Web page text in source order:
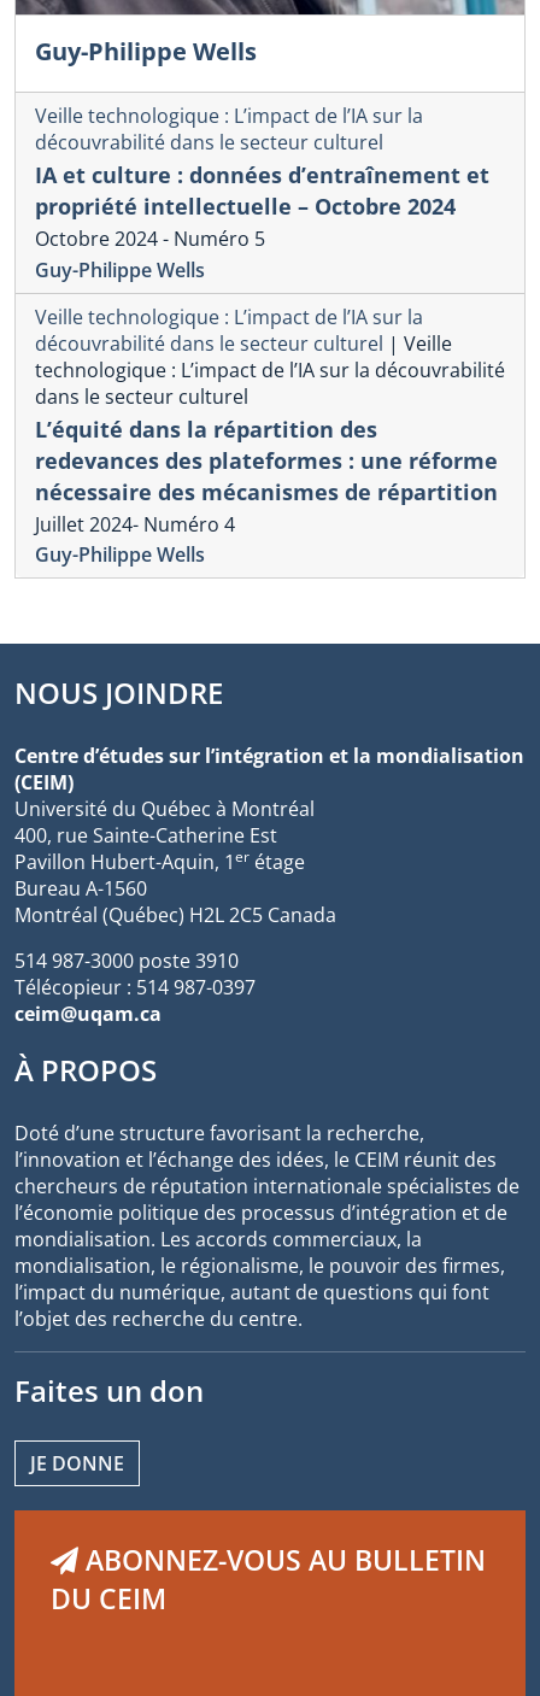
Guy-Philippe Wells
Veille technologique : L’impact de l’IA sur la
découvrabilité dans le secteur culturel
IA et culture : données d’entraînement et
propriété intellectuelle – Octobre 2024
Octobre 2024 - Numéro 5
Guy-Philippe Wells
Veille technologique : L’impact de l’IA sur la
découvrabilité dans le secteur culturel | Veille
technologique : L’impact de l’IA sur la découvrabilité
dans le secteur culturel
L’équité dans la répartition des
redevances des plateformes : une réforme
nécessaire des mécanismes de répartition
Juillet 2024- Numéro 4
Guy-Philippe Wells
NOUS JOINDRE
Centre d’études sur l’intégration et la mondialisation
(CEIM)
Université du Québec à Montréal
400, rue Sainte-Catherine Est
Pavillon Hubert-Aquin, 1er étage
Bureau A-1560
Montréal (Québec) H2L 2C5 Canada
514 987-3000 poste 3910
Télécopieur : 514 987-0397
ceim@uqam.ca
À PROPOS
Doté d’une structure favorisant la recherche,
l’innovation et l’échange des idées, le CEIM réunit des
chercheurs de réputation internationale spécialistes de
l’économie politique des processus d’intégration et de
mondialisation. Les accords commerciaux, la
mondialisation, le régionalisme, le pouvoir des firmes,
l’impact du numérique, autant de questions qui font
l’objet des recherche du centre.
Faites un don
JE DONNE
ABONNEZ-VOUS AU BULLETIN
DU CEIM